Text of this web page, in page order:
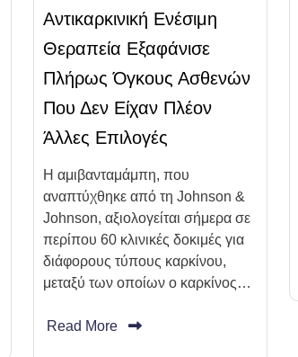
Αντικαρκινική Ενέσιμη
Θεραπεία Εξαφάνισε
Πλήρως Όγκους Ασθενών
Που Δεν Είχαν Πλέον
Άλλες Επιλογές
Η αμιβανταμάμπη, που
αναπτύχθηκε από τη Johnson &
Johnson, αξιολογείται σήμερα σε
περίπου 60 κλινικές δοκιμές για
διάφορους τύπους καρκίνου,
μεταξύ των οποίων ο καρκίνος…
Read More